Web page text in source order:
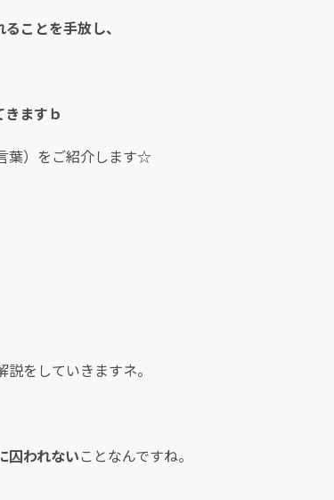
ことを手放し、
ますｂ
葉）をご紹介します☆
をしていきますネ。
囚われないことなんですね。